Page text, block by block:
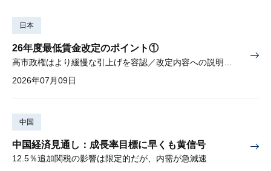
日本
26年度最低賃金改定のポイント①
2026年07月09日
中国
中国経済見通し：成長率目標に早くも黄信号
12.5％追加関税の影響は限定的だが、内需が急減速